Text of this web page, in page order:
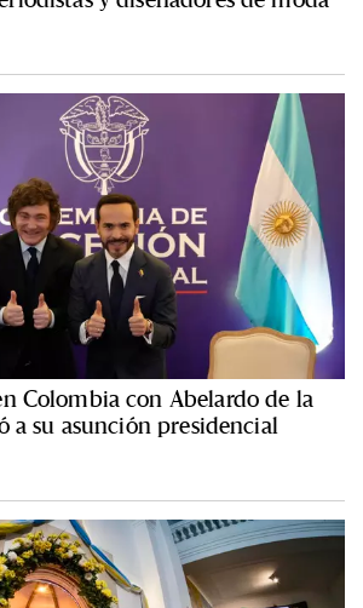
Colombia con Abelardo de la
a su asunción presidencial